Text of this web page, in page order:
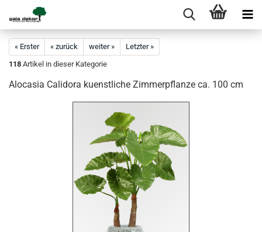
« Erster « zurück weiter »
Letzter »
118 Artikel in dieser Kategorie
Alocasia Calidora kuenstliche Zimmerpflanze ca. 100 cm